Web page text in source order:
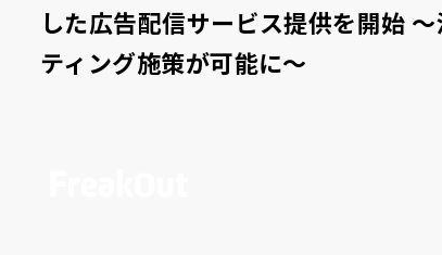
した広告配信サービス提供を開始
ティング施策が可能に～